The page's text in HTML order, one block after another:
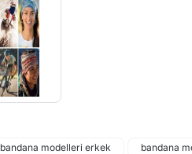
bandana modelleri erkek bandana